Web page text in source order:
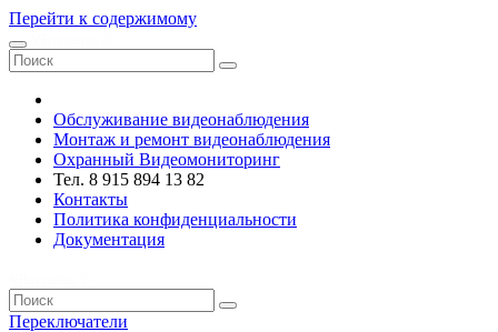
Перейти к содержимому
Обслуживание видеонаблюдения
Монтаж и ремонт видеонаблюдения
Охранный Видеомониторинг
Тел. 8 915 894 13 82
Контакты
Политика конфиденциальности
Документация
Переключатели